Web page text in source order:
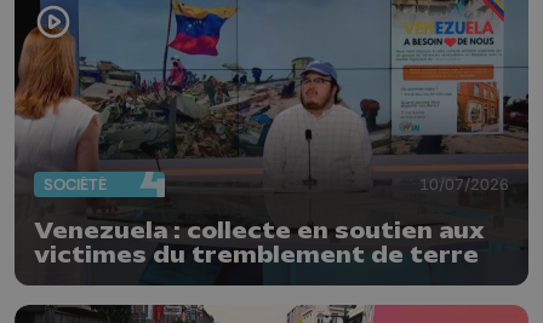
SOCIÉTÉ 10/07/2026
Venezuela : collecte en soutien aux
victimes du tremblement de terre